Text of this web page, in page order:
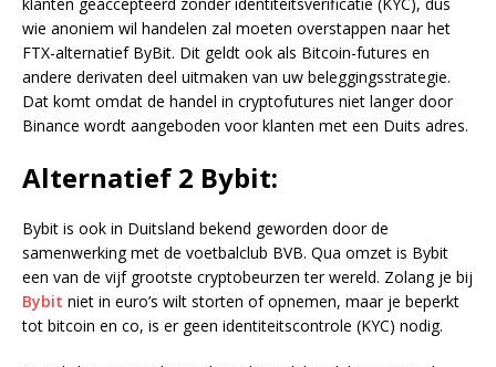
wie anoniem wil handelen zal moeten overstappen naar het
FTX-alternatief ByBit. Dit geldt ook als Bitcoin-futures en
andere derivaten deel uitmaken van uw beleggingsstrategie.
Dat komt omdat de handel in cryptofutures niet langer door
Binance wordt aangeboden voor klanten met een Duits adres.
Alternatief 2 Bybit:
Bybit is ook in Duitsland bekend geworden door de
samenwerking met de voetbalclub BVB. Qua omzet is Bybit
een van de vijf grootste cryptobeurzen ter wereld. Zolang je bij
Bybit niet in euro’s wilt storten of opnemen, maar je beperkt
tot bitcoin en co, is er geen identiteitscontrole (KYC) nodig.